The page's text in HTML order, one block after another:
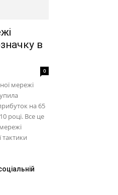
в
0
мережі
на 65
році. Все це